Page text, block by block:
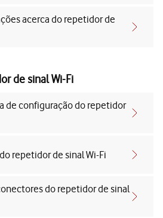
acerca do repetidor de
de sinal Wi-Fi
de configuração do repetidor
repetidor de sinal Wi-Fi
do repetidor de sinal